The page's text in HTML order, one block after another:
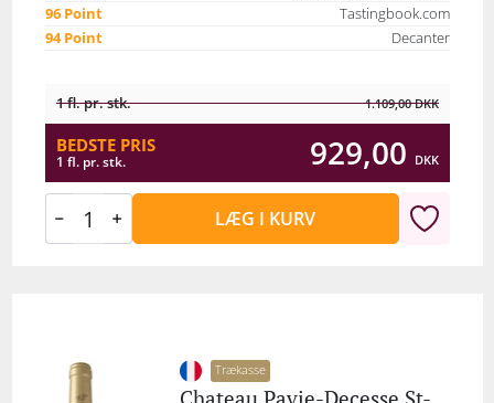
96 Point
Tastingbook.com
94 Point
Decanter
1 fl. pr. stk. 1.109,00DKK
BEDSTE PRIS
1 fl. pr. stk. 929,00 DKK
LÆG I KURV
Trækasse